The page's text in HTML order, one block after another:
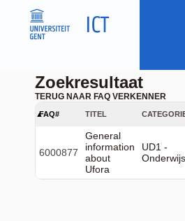
Zoekresultaat
TERUG NAAR FAQ VERKENNER
FAQ# TITEL
6000877
General
information
about
Ufora
UD1 -